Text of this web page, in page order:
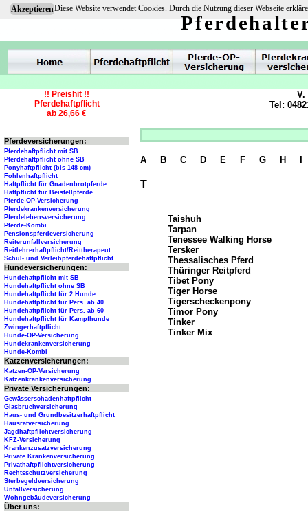
AkzeptierenDiese Website verwendet Cookies. Durch die Nutzung dieser Webseite
A B C D E F G H
T
Taishuh
Tarpan
Tenessee Walking Horse
Tersker
Thessalisches Pferd
Thüringer Reitpferd
Tibet Pony
Tiger Horse
Tigerscheckenpony
Timor Pony
Tinker
Tinker Mix
V.
Tel:
!! Preishit !!
Pferdehaftpflicht
ab 26,66 €
Pferdeversicherungen:
Pferdehaftpflicht mit SB
Pferdehaftpflicht ohne SB
Ponyhaftpflicht (bis 148 cm)
Fohlenhaftpflicht
Haftpflicht für Gnadenbrotpferde
Haftpflicht für Beistellpferde
Pferde-OP-Versicherung
Pferdekrankenversicherung
Pferdelebensversicherung
Pferde-Kombi
Pensionspferdeversicherung
Reiterunfallversicherung
Reitlehrerhaftpflicht/Reittherapeut
Schul- und Verleihpferdehaftpflicht
Hundeversicherungen:
Hundehaftpflicht mit SB
Hundehaftpflicht ohne SB
Hundehaftpflicht für 2 Hunde
Hundehaftpflicht für Pers. ab 40
Hundehaftpflicht für Pers. ab 60
Hundehaftpflicht für Kampfhunde
Zwingerhaftpflicht
Hunde-OP-Versicherung
Hundekrankenversicherung
Hunde-Kombi
Katzenversicherungen:
Katzen-OP-Versicherung
Katzenkrankenversicherung
Private Versicherungen:
Gewässerschadenhaftpflicht
Glasbruchversicherung
Haus- und Grundbesitzerhaftpflicht
Hausratversicherung
Jagdhaftpflichtversicherung
KFZ-Versicherung
Krankenzusatzversicherung
Private Krankenversicherung
Privathaftpflichtversicherung
Rechtsschutzversicherung
Sterbegeldversicherung
Unfallversicherung
Wohngebäudeversicherung
Über uns: